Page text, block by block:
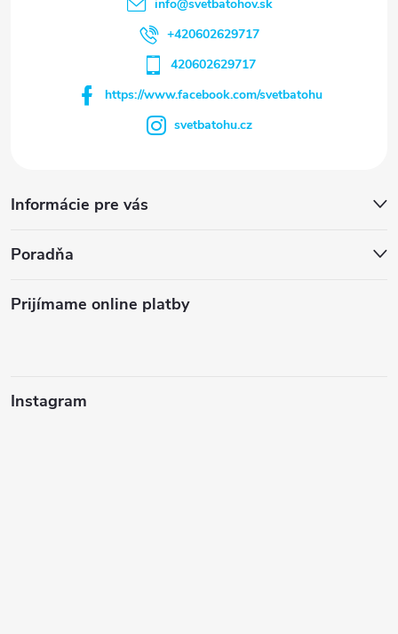
info@svetbatohov.sk
+420602629717
420602629717
https://www.facebook.com/svetbatohu
svetbatohu.cz
Informácie pre vás
Poradňa
Prijímame online platby
Instagram